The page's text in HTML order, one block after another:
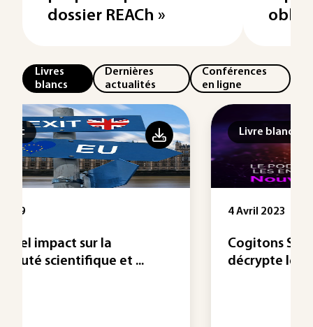
dossier REACh »
Livres
blancs
Dernières
actualités
Conférences
en ligne
Livre blanc
Cogitons Sciences, le podcast qui
décrypte les enjeux ...